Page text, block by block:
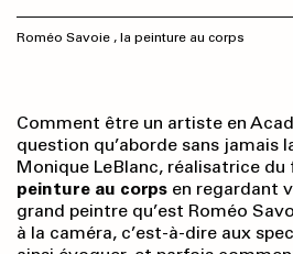
Roméo Savoie , la peinture au corps
Comment être un artiste en
question qu’aborde sans jamais
Monique LeBlanc, réalisatrice du
peinture au corps en regardant
grand peintre qu’est Roméo
à la caméra, c’est-à-dire aux